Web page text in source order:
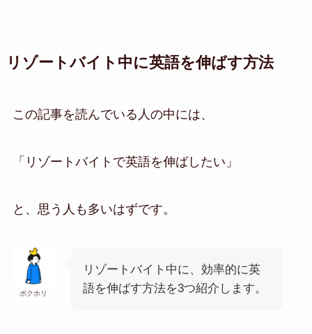
リゾートバイト中に英語を伸ばす方法
この記事を読んでいる人の中には、
「リゾートバイトで英語を伸ばしたい」
と、思う人も多いはずです。
ボクホリ
リゾートバイト中に、効率的に英
語を伸ばす方法を3つ紹介します。